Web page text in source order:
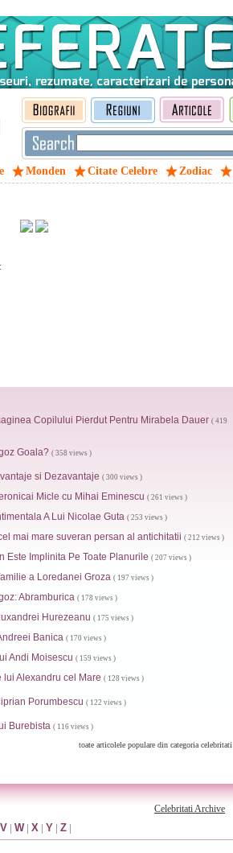
Monden Citate Celebre Zodiac
Copilului Pierdut Pentru Mirabela Dauer ( 419
Goala? ( 358 views )
si Dezavantaje ( 300 views )
Micle cu Mihai Eminescu ( 261 views )
A Lui Nicolae Guta ( 253 views )
mai mare suveran persan al antichitatii ( 212 views )
Este Implinita Pe Toate Planurile ( 207 views )
a Loredanei Groza ( 197 views )
Abramburica ( 178 views )
Hurezeanu ( 175 views )
Banica ( 170 views )
Andi Moisescu ( 159 views )
lui Alexandru cel Mare ( 128 views )
Porumbescu ( 122 views )
Burebista ( 116 views )
toate articolele populare din categoria celebritati
Celebritati Archive
V | W| X | Y | Z |